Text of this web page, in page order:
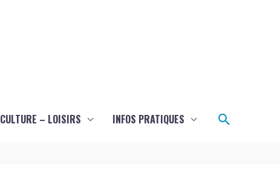
CULTURE – LOISIRS INFOS PRATIQUES